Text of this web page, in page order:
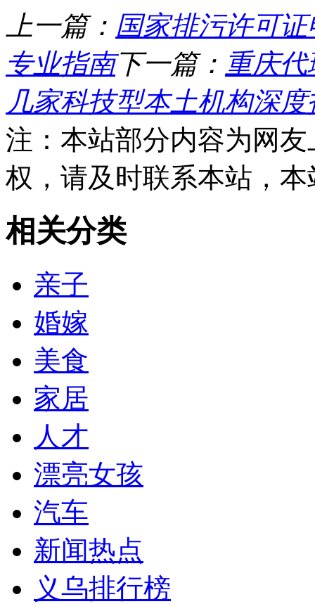
上一篇： 国家排污许可
专业指南下一篇： 重庆
几家科技型本土机构深度
注：本站部分内容为网
权，请及时联系本站，
相关分类
亲子
婚嫁
美食
家居
人才
漂亮女孩
汽车
新闻热点
义乌排行榜